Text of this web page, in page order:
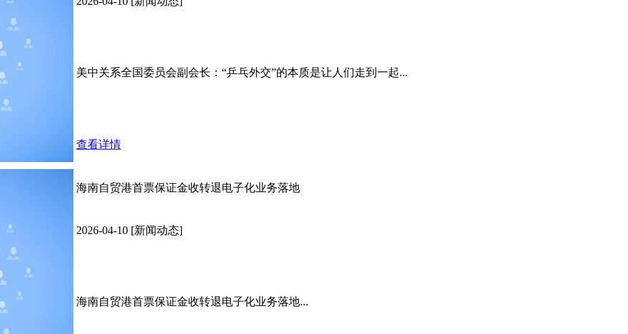
美中关系全国委员会副会长：“乒乓外交”的本质是让人们走到一起...
查看详情
海南自贸港首票保证金收转退电子化业务落地
2026-04-10 [新闻动态]
海南自贸港首票保证金收转退电子化业务落地...